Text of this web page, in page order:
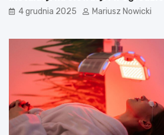
4 grudnia 2025 Mariusz Nowicki